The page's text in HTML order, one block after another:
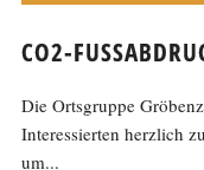
CO2-
Die Ortsgruppe
Interessierten herzlich
um...